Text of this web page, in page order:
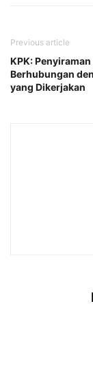
Previous article
KPK: Penyiraman
Berhubungan
yang Dikerjakan